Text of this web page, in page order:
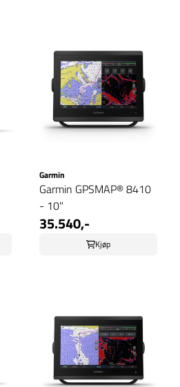
Garmin
Garmin GPSMAP® 8410
- 10"
35.540,-
Kjøp